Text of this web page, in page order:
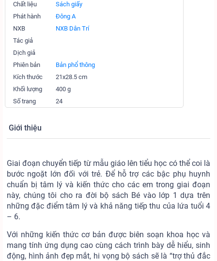
Chất liệu
Sách giấy
Phát hành
Đông A
NXB
NXB Dân Trí
Tác giả
Dịch giả
Phiên bản
Bản phổ thông
Kích thước
21x28.5 cm
Khối lượng
400 g
Số trang
24
Giới thiệu
Giai đoạn chuyển tiếp từ mẫu giáo lên tiểu học có thể coi là
bước ngoặt lớn đối với trẻ. Để hỗ trợ các bậc phụ huynh
chuẩn bị tâm lý và kiến thức cho các em trong giai đoạn
này, chúng tôi cho ra đời bộ sách Bé vào lớp 1 dựa trên
những đặc điểm tâm lý và khả năng tiếp thu của lứa tuổi 4
– 6.
Với những kiến thức cơ bản được biên soạn khoa học và
mang tính ứng dụng cao cùng cách trình bày dễ hiểu, sinh
động, hình ảnh đẹp mắt, hi vọng bộ sách sẽ là “trợ thủ đắc